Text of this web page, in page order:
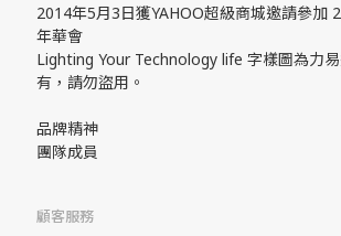
2014年5月3日獲YAHOO超級商城邀請參加
年華會
Lighting Your Technology life 字樣圖為力
有，請勿盜用。
品牌精神
團隊成員
顧客服務